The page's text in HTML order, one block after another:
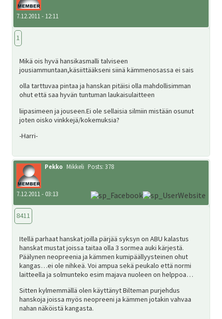
Forum
Linkit
Jäsenyys
Palaute
EN
7.12.2011 - 12:11
1
Mikä ois hyvä hansikasmalli talviseen
jousiammuntaan,käsiittääkseni siinä kämmenosassa ei sais
olla tarttuvaa pintaa ja hanskan pitäisi olla mahdollisimman
ohut että saa hyvän tuntuman laukaisulaitteen
liipasimeen ja jouseen.Ei ole sellaisia silmiin mistään osunut
joten oisko vinkkejä/kokemuksia?
-Harri-
Pekko Mikkeli Posts: 378
7.12.2011 - 03:13
8411
Itellä parhaat hanskat joilla pärjää syksyn on ABU kalastus
hanskat mustat joissa taitaa olla 3 sormea auki kärjestä.
Päälynen neopreenia ja kämmen kumipäällyysteinen ohut
kangas…ei ole nihkeä. Voi ampua sekä peukalo että normi
laitteella ja solmunteko esim majava nuoleen on helppoa…
Sitten kylmemmällä olen käyttänyt Bilteman purjehdus
hanskoja joissa myös neopreeni ja kämmen jotakin vahvaa
nahan näköistä kangasta.